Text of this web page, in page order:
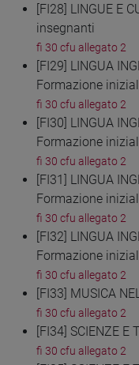
[FI28] LINGUE E
insegnanti
fi 30 cfu allegato 2
[FI29] LINGUA
Formazione
fi 30 cfu allegato 2
[FI30] LINGUA
Formazione
fi 30 cfu allegato 2
[FI31] LINGUA
Formazione
fi 30 cfu allegato 2
[FI32] LINGUA
Formazione
fi 30 cfu allegato 2
[FI33] MUSICA
fi 30 cfu allegato 2
[FI34] SCIENZE E
fi 30 cfu allegato 2